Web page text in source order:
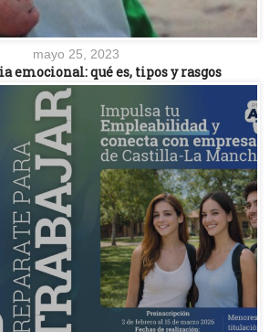
mayo 25, 2023
emocional: qué es, tipos y rasgos